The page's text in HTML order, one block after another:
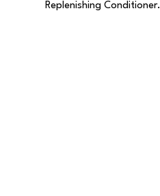
Replenishing Conditioner.